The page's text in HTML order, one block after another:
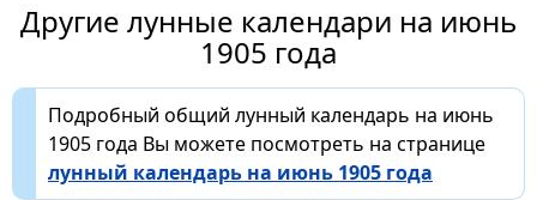
Другие лунные календари на июнь
1905 года
Подробный общий лунный календарь на июнь
1905 года Вы можете посмотреть на странице
лунный календарь на июнь 1905 года